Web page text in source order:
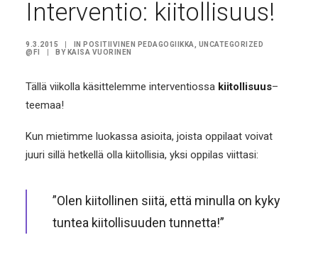
Interventio: kiitollisuus!
9.3.2015 IN POSITIIVINEN PEDAGOGIIKKA
UNCATEGORIZED
@FI
BY KAISA VUORINEN
Tällä viikolla käsittelemme interventiossa kiitollisuus–
teemaa!
Kun mietimme luokassa asioita, joista oppilaat voivat
juuri sillä hetkellä olla kiitollisia, yksi oppilas viittasi:
”Olen kiitollinen siitä, että minulla on kyky
tuntea kiitollisuuden tunnetta!”